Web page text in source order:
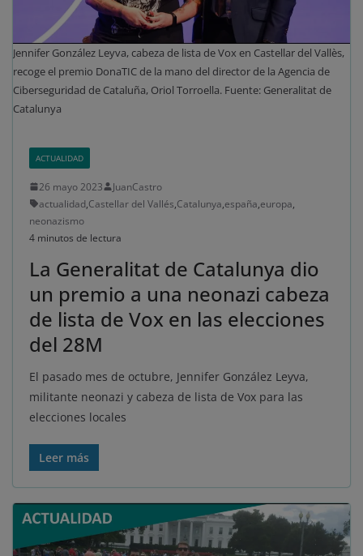
Jennifer González Leyva, cabeza de lista de Vox en Castellar del Vallès,
recoge el premio DonaTIC de la mano del director de la Agencia de
Ciberseguridad de Cataluña, Oriol Torroella. Fuente: Generalitat de
Catalunya
ACTUALIDAD
26 mayo 2023
JuanCastro
actualidad,Castellar del Vallés,Catalunya,españa,europa,
neonazismo
4 minutos de lectura
La Generalitat de Catalunya dio
un premio a una neonazi cabeza
de lista de Vox en las elecciones
del 28M
El pasado mes de octubre, Jennifer González Leyva,
militante neonazi y cabeza de lista de Vox para las
elecciones locales
Leer más